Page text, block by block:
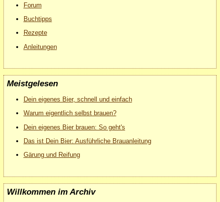
Forum
Buchtipps
Rezepte
Anleitungen
Meistgelesen
Dein eigenes Bier, schnell und einfach
Warum eigentlich selbst brauen?
Dein eigenes Bier brauen: So geht's
Das ist Dein Bier: Ausführliche Brauanleitung
Gärung und Reifung
Willkommen im Archiv